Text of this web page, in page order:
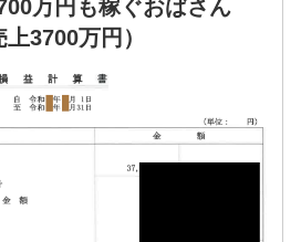
万円も稼ぐおばさん
上3700万円）